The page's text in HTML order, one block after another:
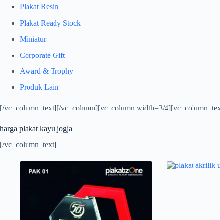
Plakat Resin
Plakat Ready Stock
Miniatur
Corporate Gift
Award & Trophy
Produk Lain
[/vc_column_text][/vc_column][vc_column width=3/
harga plakat kayu jogja
[/vc_column_text]